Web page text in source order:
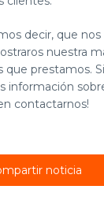
decir, que
nuestra
que prestamos.
información
contactarnos!
noticia